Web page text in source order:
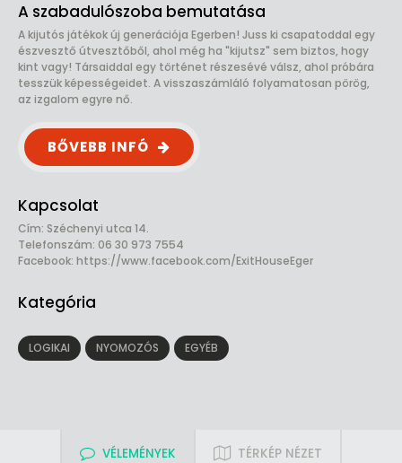
A szabadulószoba bemutatása
A kijutós játékok új generációja Egerben! Juss ki csapatoddal egy
észvesztő útvesztőből, ahol még ha "kijutsz" sem biztos, hogy
kint vagy! Társaiddal egy történet részesévé válsz, ahol próbára
tesszük képességeidet. A visszaszámláló folyamatosan pörög,
az izgalom egyre nő.
BŐVEBB INFÓ
Kapcsolat
Cím: Széchenyi utca 14.
Telefonszám: 06 30 973 7554
Facebook: https://www.facebook.com/ExitHouseEger
Kategória
LOGIKAI NYOMOZÓS EGYÉB
VÉLEMÉNYEK TÉRKÉP NÉZET